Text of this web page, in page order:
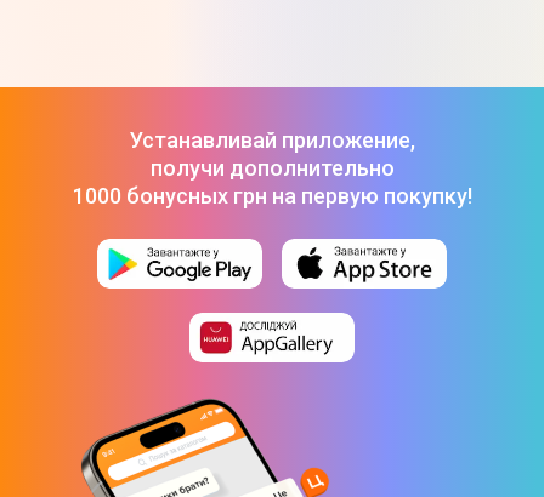
Устанавливай приложение,
получи дополнительно
1000 бонусных грн на первую покупку!